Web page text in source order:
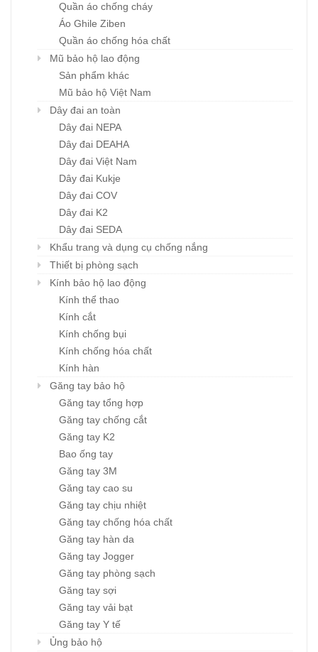
Quần áo chống cháy
Áo Ghile Ziben
Quần áo chống hóa chất
Mũ bảo hộ lao động
Sản phẩm khác
Mũ bảo hộ Việt Nam
Dây đai an toàn
Dây đai NEPA
Dây đai DEAHA
Dây đai Việt Nam
Dây đai Kukje
Dây đai COV
Dây đai K2
Dây đai SEDA
Khẩu trang và dụng cụ chống nắng
Thiết bị phòng sạch
Kính bảo hộ lao động
Kính thể thao
Kính cắt
Kính chống bụi
Kính chống hóa chất
Kính hàn
Găng tay bảo hộ
Găng tay tổng hợp
Găng tay chống cắt
Găng tay K2
Bao ống tay
Găng tay 3M
Găng tay cao su
Găng tay chịu nhiệt
Găng tay chống hóa chất
Găng tay hàn da
Găng tay Jogger
Găng tay phòng sạch
Găng tay sợi
Găng tay vải bạt
Găng tay Y tế
Ủng bảo hộ